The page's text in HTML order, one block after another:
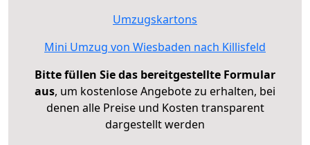
Umzugskartons
Mini Umzug von Wiesbaden nach Killisfeld
Bitte füllen Sie das bereitgestellte Formular
aus, um kostenlose Angebote zu erhalten, bei
denen alle Preise und Kosten transparent
dargestellt werden